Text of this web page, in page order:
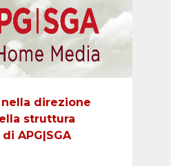
direzione
struttura
APG|SGA